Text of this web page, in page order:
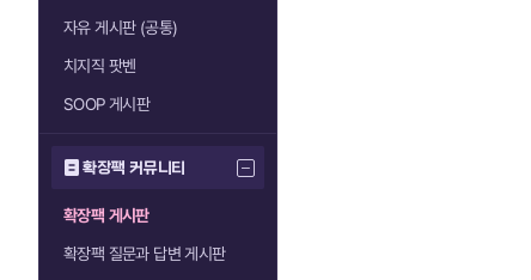
자유 게시판 (공통)
치지직 팟벤
SOOP 게시판
확장팩 커뮤니티
확장팩 게시판
확장팩 질문과 답변 게시판